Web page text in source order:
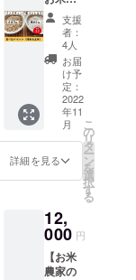
法：直
射日光
を避け
て保存
●輪島玄
米餅(よ
もぎ)食
品表示
名称：
もち 原
材料：
もち米
(石川県
もぎ
粉、奥
能登海
水塩 内
容量：
川県
産)、奥
能登海
水塩 内
容量：
250g 賞
味期
限：製
造日よ
り60日
法：直
射日光
て保存
●輪島玄
米餅(よ
もぎ)食
品表示
みのお
値段で
す。
シヒカ
リ
年
産：
2021年
産 内容
量：10
㎏ 精米
時期：
適宜 販
(有)川原
川県輪
島市町
野町佐
野へ部
28番地
なりま
す。
ファス
ティン
グ米コ
シヒカ
リ10㎏
(玄米)を
お届け
しま
す。 ■
玄米：
単一原
料米 産
地： 石
川県 品
べ比べ
セッ
ト】
「たん
じゅん
農」と
いう炭
素循環
農の法
則を基
に育て
られた
川原農
ジナル
ブラン
ド
『ファ
スティ
支援
者：
4人
お届
け予
定：
2022
年11
月
詳細を見る
こ
の
リ
タ
ー
ン
を
選
択
す
る
12,
000 円
【お米
農家の